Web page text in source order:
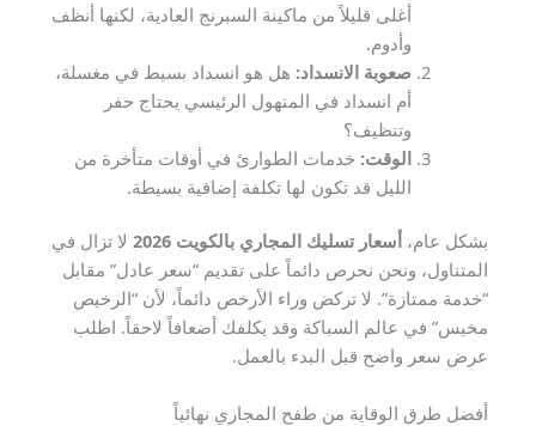
أغلى قليلاً من ماكينة السبرنج العادية، لكنها أنظف
وأدوم.
صعوبة الانسداد: هل هو انسداد بسيط في مغسلة،
أم انسداد في المنهول الرئيسي يحتاج حفر
وتنظيف؟
الوقت: خدمات الطوارئ في أوقات متأخرة من
الليل قد تكون لها تكلفة إضافية بسيطة.
بشكل عام، أسعار تسليك المجاري بالكويت 2026
لا تزال في
المتناول، ونحن نحرص دائماً على تقديم “سعر عادل” مقابل
“خدمة ممتازة”. لا تركض وراء الأرخص دائماً، لأن “الرخيص
مخيس” في عالم السباكة وقد يكلفك أضعافاً لاحقاً. اطلب
عرض سعر واضح قبل البدء بالعمل.
أفضل طرق الوقاية من طفح المجاري نهائياً